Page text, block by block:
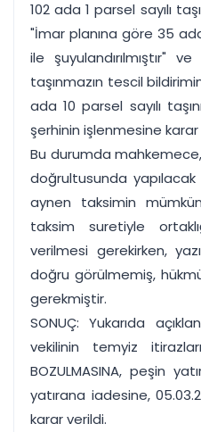
102 ada 1 parsel sayılı
"İmar planına göre 35
ile şuyulandırılmıştır"
taşınmazın tescil
ada 10 parsel sayılı
şerhinin işlenmesine karar
Bu durumda
doğrultusunda
aynen taksimin
taksim suretiyle
verilmesi gerekirken,
doğru görülmemiş,
gerekmiştir.
SONUÇ: Yukarıda
vekilinin temyiz
BOZULMASINA, peşin
yatırana iadesine,
karar verildi.